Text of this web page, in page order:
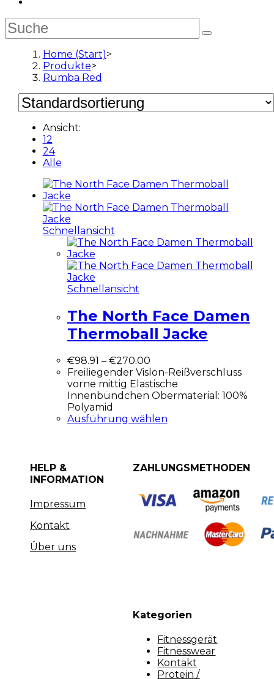
Home (Start)>
Produkte>
Rumba Red
Ansicht:
12
24
Alle
Schnellansicht
Schnellansicht
The North Face Damen
Thermoball Jacke
€98.91 – €270.00
Freiliegender Vislon-Reißverschluss
vorne mittig Elastische
Innenbündchen Obermaterial: 100%
Polyamid
Ausführung wählen
HELP &
INFORMATION
Impressum
Kontakt
Über uns
ZAHLUNGSMETHODEN
Kategorien
Fitnessgerät
Fitnesswear
Kontakt
Protein /